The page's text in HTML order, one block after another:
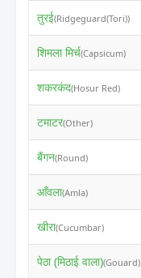
तुरई(Ridgeguard(Tori))
शिमला मिर्च(Capsicum)
शकरकंद(Hosur Red)
टमाटर(Other)
बैंगन(Round)
आँवला(Amla)
खीरा(Cucumbar)
पेठा (मिठाई वाला)(Gouard)